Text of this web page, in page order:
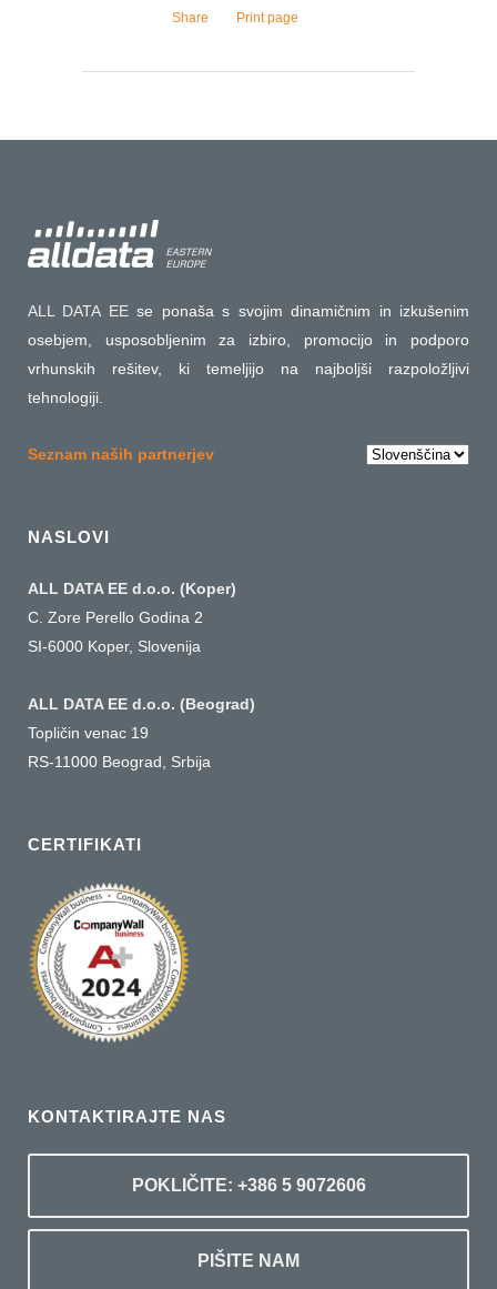
Share Print page
ALL DATA EEse ponaša s svojim dinamičnim in izkušenim
osebjem, usposobljenim za izbiro, promocijo in podporo
vrhunskih rešitev, ki temeljijo na najboljši razpoložljivi
tehnologiji.
Seznam naših partnerjev
Choose
NASLOVI
ALL DATA EE d.o.o. (Koper)
C. Zore Perello Godina 2
SI-6000 Koper, Slovenija
ALL DATA EE d.o.o. (Beograd)
Topličin venac 19
RS-11000 Beograd, Srbija
CERTIFIKATI
KONTAKTIRAJTE NAS
POKLIČITE: +386 5 9072606
PIŠITE NAM